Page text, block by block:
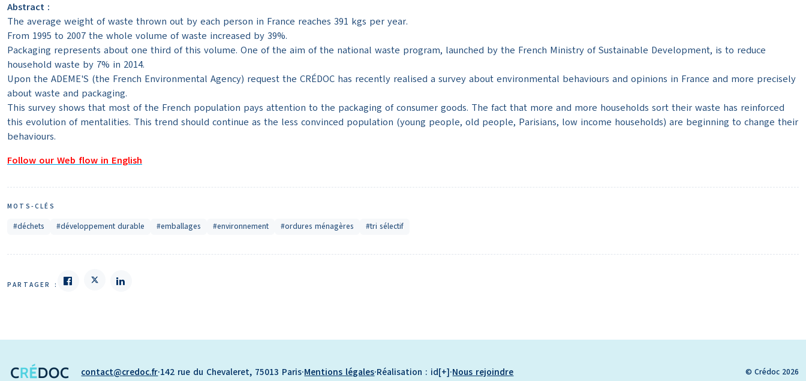
Abstract :
The average weight of waste thrown out by each person in France reaches 391 kgs per year.
From 1995 to 2007 the whole volume of waste increased by 39%.
Packaging represents about one third of this volume. One of the aim of the national waste program, launched by the French Ministry of Sustainable Development, is to reduce
household waste by 7% in 2014.
Upon the ADEME'S (the French Environmental Agency) request the CRÉDOC has recently realised a survey about environmental behaviours and opinions in France and more precisely
about waste and packaging.
This survey shows that most of the French population pays attention to the packaging of consumer goods. The fact that more and more households sort their waste has reinforced
this evolution of mentalities. This trend should continue as the less convinced population (young people, old people, Parisians, low income households) are beginning to change their
behaviours.
Follow our Web flow in English
MOTS-CLÉS
#déchets #développement durable #emballages #environnement #ordures ménagères #tri sélectif
PARTAGER :
contact credoc.fr·142 rue du Chevaleret, 75013 Paris·Mentions légales·Réalisation : id[+]·Nous rejoindre © Crédoc 2026